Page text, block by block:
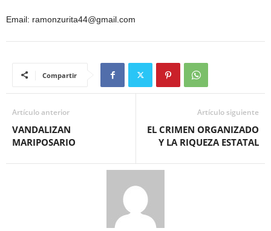
Email: ramonzurita44@gmail.com
Compartir
Artículo anterior
VANDALIZAN
MARIPOSARIO
Artículo siguiente
EL CRIMEN ORGANIZADO
Y LA RIQUEZA ESTATAL